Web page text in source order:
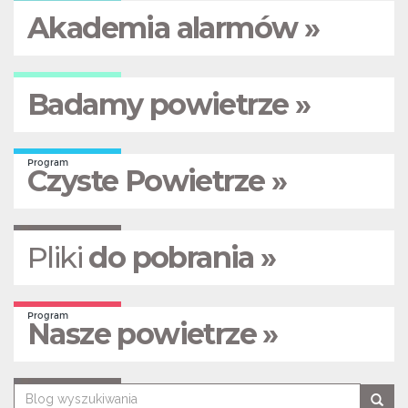
Akademia alarmów »
Badamy powietrze »
Program
Czyste Powietrze »
Pliki do pobrania »
Program
Nasze powietrze »